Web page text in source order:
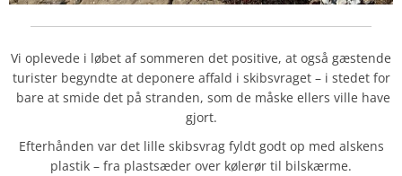
Vi oplevede i løbet af sommeren det positive, at også gæstende
turister begyndte at deponere affald i skibsvraget – i stedet for
bare at smide det på stranden, som de måske ellers ville have
gjort.
Efterhånden var det lille skibsvrag fyldt godt op med alskens
plastik – fra plastsæder over kølerør til bilskærme.